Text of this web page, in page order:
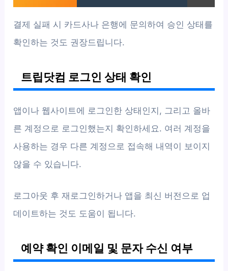
결제 실패 시 카드사나 은행에 문의하여 승인 상태를
확인하는 것도 권장드립니다.
트립닷컴 로그인 상태 확인
앱이나 웹사이트에 로그인한 상태인지, 그리고 올바
른 계정으로 로그인했는지 확인하세요. 여러 계정을
사용하는 경우 다른 계정으로 접속해 내역이 보이지
않을 수 있습니다.
로그아웃 후 재로그인하거나 앱을 최신 버전으로 업
데이트하는 것도 도움이 됩니다.
예약 확인 이메일 및 문자 수신 여부